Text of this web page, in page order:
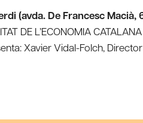
(avda. De Francesc Macià,
DE L’ECONOMIA
Xavier Vidal-Folch,